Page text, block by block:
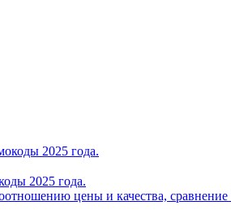
2025 года.